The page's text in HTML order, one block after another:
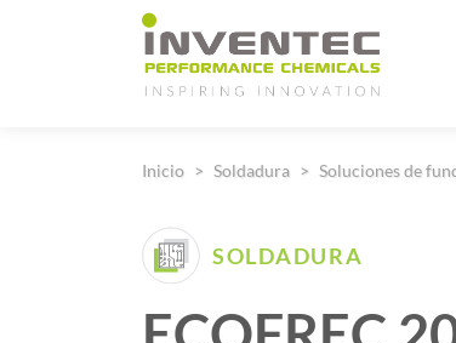
Main Navigation
Inicio Soldadura Soluciones de
SOLDADURA